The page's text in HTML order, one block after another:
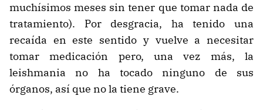
muchísimos meses sin tener que tomar nada de
tratamiento). Por desgracia, ha tenido una
recaída en este sentido y vuelve a necesitar
tomar medicación pero, una vez más, la
leishmania no ha tocado ninguno de sus
órganos, así que no la tiene grave.